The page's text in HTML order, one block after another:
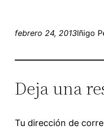
febrero 24, 2013Iñigo
Deja una
Tu dirección de